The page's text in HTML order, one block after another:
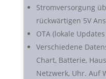
Stromversorgung
rückwärtigen 5V
OTA (lokale
Verschiedene
Chart, Batterie,
Netzwerk, Uhr. Auf